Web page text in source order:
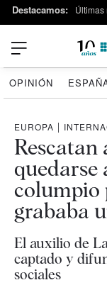
Destacamos: Últimas
OPINIÓN
EUROPA |
Rescatan
quedarse
columpio
grababa
El auxilio de
captado y
sociales